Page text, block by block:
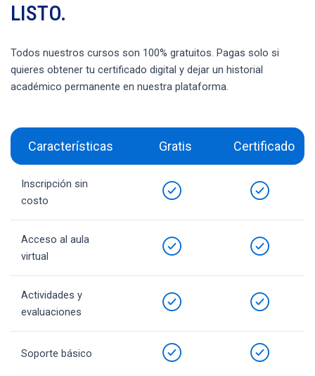
LISTO.
Todos nuestros cursos son 100% gratuitos. Pagas solo si
quieres obtener tu certificado digital y dejar un historial
académico permanente en nuestra plataforma.
Características Gratis Certificado
Inscripción sin
costo
Acceso al aula
virtual
Actividades y
evaluaciones
Soporte básico